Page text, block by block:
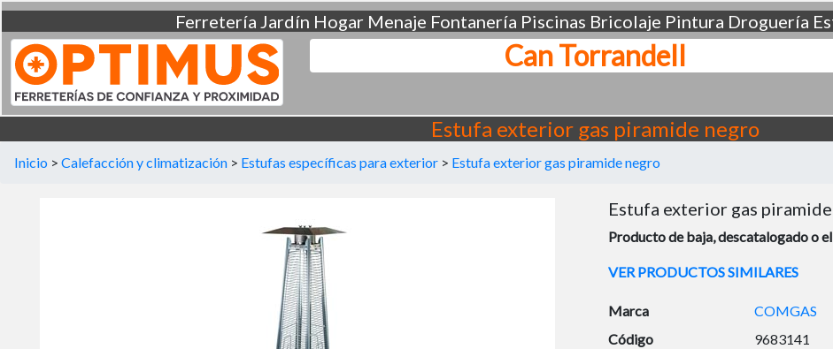
Ferretería Jardín Hogar Menaje Fontanería Piscinas Bricolaje Pintura Droguería
Can Torrandell
Estufa exterior gas piramide negro
Inicio > Calefacción y climatización > Estufas específicas para exterior > Estufa exterior gas piramide negro
Estufa exterior gas
Producto de baja, descatalogado o
VER PRODUCTOS SIMILARES
Marca
COMGAS
Código
9683141